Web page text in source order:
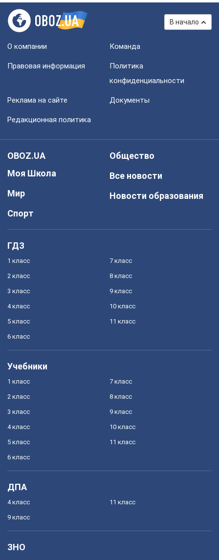
В начало
О компании Команда
Правовая информация
Политика
конфиденциальности
Реклама на сайте Документы
Редакционная политика
OBOZ.UA
Моя Школа
Мир
Спорт
Общество
Все новости
Новости образования
ГДЗ
1 класс
2 класс
3 класс
4 класс
5 класс
6 класс
7 класс
8 класс
9 класс
10 класс
11 класс
Учебники
1 класс
2 класс
3 класс
4 класс
5 класс
6 класс
7 класс
8 класс
9 класс
10 класс
11 класс
ДПА
4 класс
9 класс
11 класс
ЗНО